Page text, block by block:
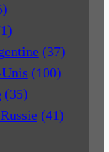
(37)
(100)
(35)
(41)